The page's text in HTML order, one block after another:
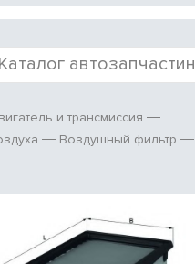
Каталог автозапчастин
и трансмиссия
Воздушный фильтр